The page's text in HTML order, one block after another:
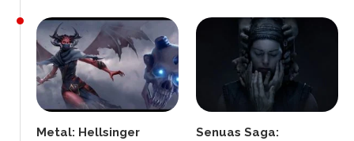
Metal: Hellsinger
Senuas Saga: